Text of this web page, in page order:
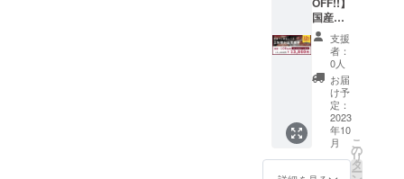
す。
掲載期
間：
2023年
6月1
日〜
2024年
5月31日
ご希
望の場
合は備
届けい
たしま
す。ご
予約時
に購入
時の情
報とナ
ンバー
をお伝
えくだ
さい。
※こちら
事券に
ドリン
ク代は
含まれ
ており
ませ
ん。
当日は
お飲み
になっ
た分だ
けお会
国産ラ
ム肉の
コース
を食べ
られる
お食事
券で
す。 有
効期
限：
2023年
10月〜
支援
者：
0人
お届
け予
定：
2023
年10
月
こ
の
リ
タ
ー